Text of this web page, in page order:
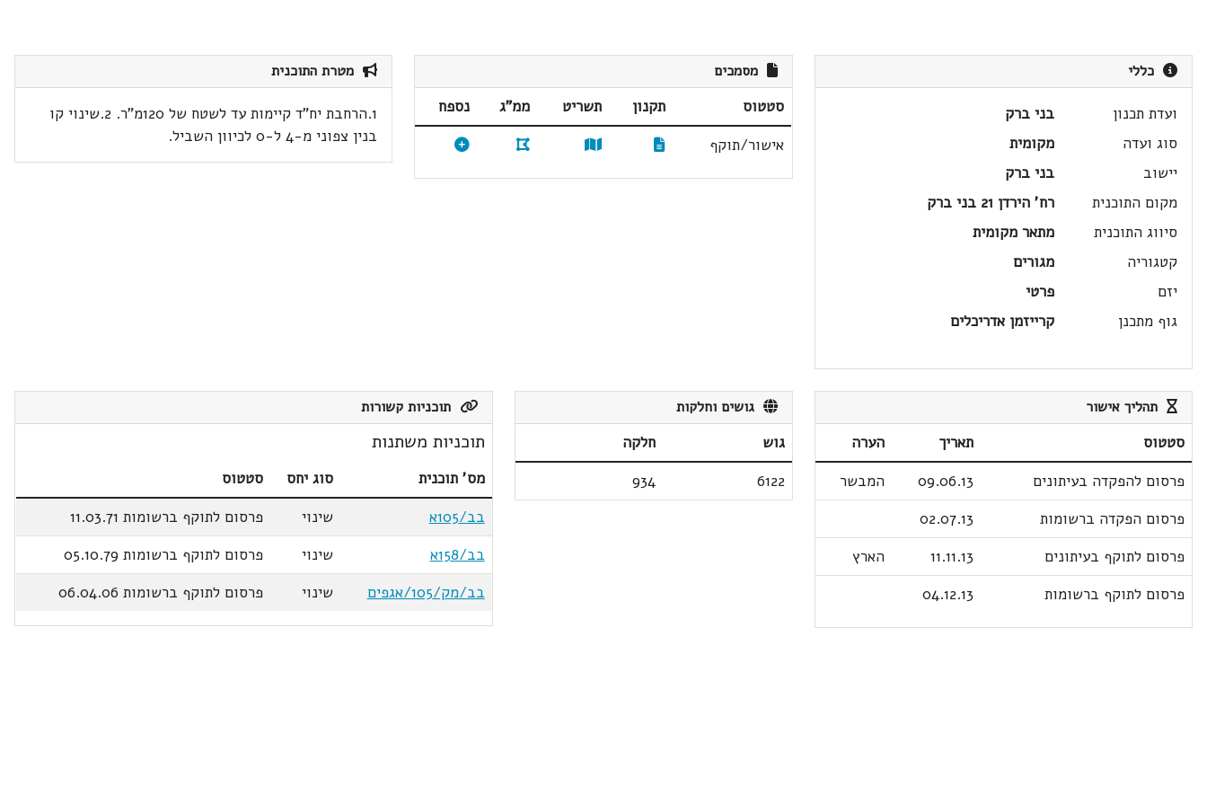
כללי
ועדת תכנון
בני ברק
סוג ועדה
מקומית
יישוב
בני ברק
מקום התוכנית
רח' הירדן 21 בני ברק
סיווג התוכנית
מתאר מקומית
קטגוריה
מגורים
יזם
פרטי
גוף מתכנן
קרייזמן אדריכלים
מסמכים
סטטוס תקנון תשריט ממ"ג
נספח
אישור/תוקף
מטרת התוכנית
1.הרחבת יח"ד קיימות עד לשטח של 120מ"ר. 2.שינוי קו
בנין צפוני מ-4 ל-0 לכיוון השביל.
תהליך אישור
סטטוס תאריך
הערה
פרסום להפקדה בעיתונים
09.06.13
המבשר
פרסום הפקדה ברשומות
02.07.13
פרסום לתוקף בעיתונים
11.11.13
הארץ
פרסום לתוקף ברשומות
04.12.13
גושים וחלקות
גוש
חלקה
6122
934
תוכניות קשורות
תוכניות משתנות
מס' תוכנית סוג יחס
סטטוס
בב/105א
שינוי
פרסום לתוקף ברשומות 11.03.71
בב/158א
שינוי
פרסום לתוקף ברשומות 05.10.79
בב/מק/105/אגפים
שינוי פרסום לתוקף ברשומות 06.04.06